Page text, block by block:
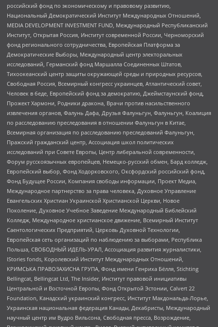
российский фонд по экономическому и правовому развитию,
Национальный Демократический Институт Международных Отношений,
MEDIA DEVELOPMENT INVESTMENT FUND, Международный Республиканский
Институт, Открытая Россия, Институт современной России, Черноморский
фонд регионального сотрудничества, Европейская Платформа за
Демократические Выборы, Международный центр электоральных
исследований, Германский фонд Маршалла Соединенных Штатов,
Тихоокеанский центр защиты окружающей среды и природных ресурсов,
Свободная Россия, Всемирный конгресс украинцев, Атлантический совет,
Человек в беде, Европейский фонд за демократию, Джеймстаунский фонд,
Прожект Хармони, Родники дракона, Врачи против насильственного
извлечения органов, Фалунь Дафа, Друзья Фалуньгун, Фалуньгун, Коалиция
по расследованию преследования в отношении Фалуньгун в Китае,
Всемирная организация по расследованию преследований Фалуньгун,
Пражский гражданский центр, Ассоциация школ политических
исследований при Совете Европы, Центр либеральной современности,
Форум русскоязычных европейцев, Немецко-русский обмен, Бард колледж,
Европейский выбор, Фонд Ходорковского, Оксфордский российский фонд,
Фонд Будущее России, Компания свободы информации, Проект Медиа,
Международное партнерство за права человека, Духовное Управление
Евангельских Христиан Украинской Христианской Церкви, Новое
Поколение, Духовное Учебное Заведение Международный Библейский
Колледж, Международное христианское движение, Всемирный Институт
Саентологических Предприятий, Церковь Духовной Технологии,
Европейская сеть организаций по наблюдению за выборами, Республика
Польша, СВОБОДНЫЙ ИДЕЛЬ-УРАЛ, Ассоциация развития журналистики,
IStories fonds, Королевский Институт Международных Отношений,
КРИМСЬКА ПРАВОЗАХИСНА ГРУПА, Фонд имени Генриха Бёлля, Stichting
Bellingcat, Bellingcat Ltd, The Insider, Институт правовой инициативы
Центральной и Восточной Европы, Фонд Открытой Эстонии, Calvert 22
Foundation, Канадский украинский конгресс, Институт Макдональда-Лорье,
Украинская национальная федерация Канады, Декабристы, Международный
научный центр им Вудро Вильсона, Свободная пресса, Возрождение,